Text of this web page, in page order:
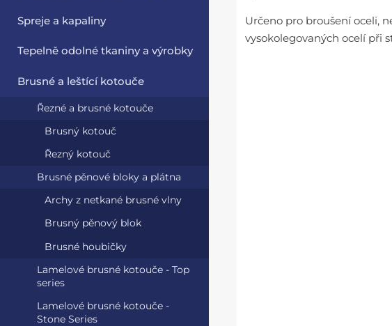
Spreje a kapaliny
Tepelně odolné tkaniny a výrobky
Brusné a leštící kotouče
Řezné a brusné kotouče
Brusný kotouč
Řezný kotouč
Brusné pěnové bloky a plátna
Archy z netkané brusné vlny
Brusný pěnový blok
Brusné houbičky
Lamelové brusné kotouče - Top
series
Lamelové brusné kotouče -
Stone Series
Určeno pro broušení oceli,
vysokolegovaných ocelí při